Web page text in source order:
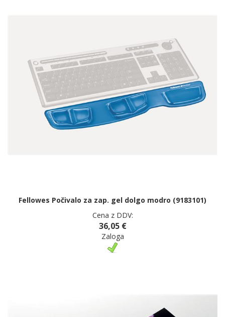
Fellowes Počivalo za zap. gel dolgo modro (9183101)
Cena z DDV:
36,05 €
Zaloga